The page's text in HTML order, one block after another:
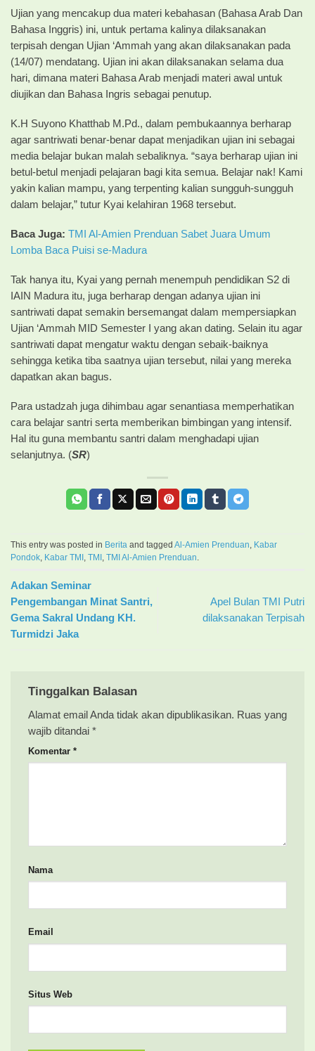
Ujian yang mencakup dua materi kebahasan (Bahasa Arab Dan
Bahasa Inggris) ini, untuk pertama kalinya dilaksanakan
terpisah dengan Ujian ‘Ammah yang akan dilaksanakan pada
(14/07) mendatang. Ujian ini akan dilaksanakan selama dua
hari, dimana materi Bahasa Arab menjadi materi awal untuk
diujikan dan Bahasa Ingris sebagai penutup.
K.H Suyono Khatthab M.Pd., dalam pembukaannya berharap
agar santriwati benar-benar dapat menjadikan ujian ini sebagai
media belajar bukan malah sebaliknya. “saya berharap ujian ini
betul-betul menjadi pelajaran bagi kita semua. Belajar nak! Kami
yakin kalian mampu, yang terpenting kalian sungguh-sungguh
dalam belajar,” tutur Kyai kelahiran 1968 tersebut.
Baca Juga: TMI Al-Amien Prenduan Sabet Juara Umum
Lomba Baca Puisi se-Madura
Tak hanya itu, Kyai yang pernah menempuh pendidikan S2 di
IAIN Madura itu, juga berharap dengan adanya ujian ini
santriwati dapat semakin bersemangat dalam mempersiapkan
Ujian ‘Ammah MID Semester I yang akan dating. Selain itu agar
santriwati dapat mengatur waktu dengan sebaik-baiknya
sehingga ketika tiba saatnya ujian tersebut, nilai yang mereka
dapatkan akan bagus.
Para ustadzah juga dihimbau agar senantiasa memperhatikan
cara belajar santri serta memberikan bimbingan yang intensif.
Hal itu guna membantu santri dalam menghadapi ujian
selanjutnya. (SR)
This entry was posted in Berita and tagged Al-Amien Prenduan
Kabar
Pondok Kabar TMI TMI TMI Al-Amien Prenduan
Adakan Seminar
Pengembangan Minat Santri,
Gema Sakral Undang KH.
Turmidzi Jaka
Apel Bulan TMI Putri
dilaksanakan Terpisah
Tinggalkan Balasan
Alamat email Anda tidak akan dipublikasikan. Ruas yang
wajib ditandai *
Komentar *
Nama
Email
Situs Web